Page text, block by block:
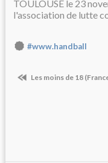
TOULOUSE le 23
l'association de lutte
#www.handball
Les moins de 18